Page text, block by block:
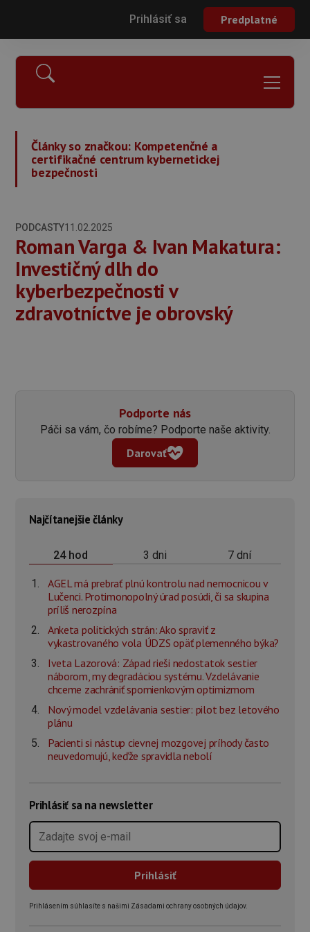
Prihlásiť sa Predplatné
Články so značkou: Kompetenčné a
certifikačné centrum kybernetickej
bezpečnosti
PODCASTY11.02.2025
Roman Varga & Ivan Makatura:
Investičný dlh do
kyberbezpečnosti v
zdravotníctve je obrovský
Podporte nás
Páči sa vám, čo robíme? Podporte naše aktivity.
Darovať
Najčítanejšie články
24 hod 3 dni 7 dní
AGEL má prebrať plnú kontrolu nad nemocnicou v
Lučenci. Protimonopolný úrad posúdi, či sa skupina
príliš nerozpína
Anketa politických strán: Ako spraviť z
vykastrovaného vola ÚDZS opäť plemenného býka?
Iveta Lazorová: Západ rieši nedostatok sestier
náborom, my degradáciou systému. Vzdelávanie
chceme zachrániť spomienkovým optimizmom
Nový model vzdelávania sestier: pilot bez letového
plánu
Pacienti si nástup cievnej mozgovej príhody často
neuvedomujú, keďže spravidla nebolí
Prihlásiť sa na newsletter
Prihlásením súhlasíte s našimi Zásadami ochrany osobných údajov.